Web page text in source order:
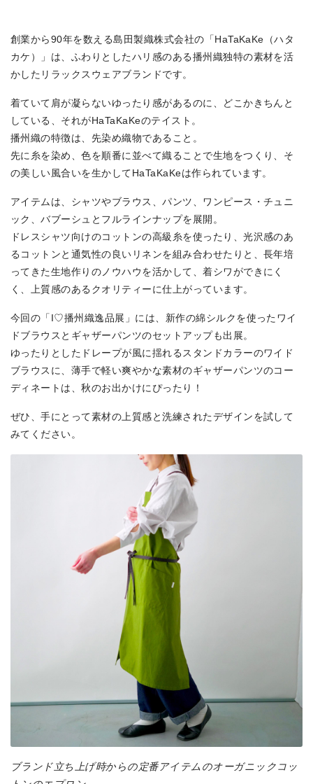
創業から90年を数える島田製織株式会社の「HaTaKaKe（ハタ
カケ）」は、ふわりとしたハリ感のある播州織独特の素材を活
かしたリラックスウェアブランドです。
着ていて肩が凝らないゆったり感があるのに、どこかきちんと
している、それがHaTaKaKeのテイスト。
播州織の特徴は、先染め織物であること。
先に糸を染め、色を順番に並べて織ることで生地をつくり、そ
の美しい風合いを生かしてHaTaKaKeは作られています。
アイテムは、シャツやブラウス、パンツ、ワンピース・チュニ
ック、バブーシュとフルラインナップを展開。
ドレスシャツ向けのコットンの高級糸を使ったり、光沢感のあ
るコットンと通気性の良いリネンを組み合わせたりと、長年培
ってきた生地作りのノウハウを活かして、着シワができにく
く、上質感のあるクオリティーに仕上がっています。
今回の「I♡播州織逸品展」には、新作の綿シルクを使ったワイ
ドブラウスとギャザーパンツのセットアップも出展。
ゆったりとしたドレープが風に揺れるスタンドカラーのワイド
ブラウスに、薄手で軽い爽やかな素材のギャザーパンツのコー
ディネートは、秋のお出かけにぴったり！
ぜひ、手にとって素材の上質感と洗練されたデザインを試して
みてください。
ブランド立ち上げ時からの定番アイテムのオーガニックコッ